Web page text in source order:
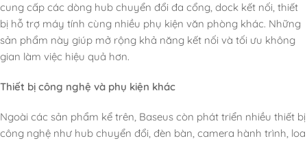
cung cấp các dòng hub chuyển đổi đa cổng, dock kết nối, thiết
bị hỗ trợ máy tính cùng nhiều phụ kiện văn phòng khác. Những
sản phẩm này giúp mở rộng khả năng kết nối và tối ưu không
gian làm việc hiệu quả hơn.
Thiết bị công nghệ và phụ kiện khác
Ngoài các sản phẩm kể trên, Baseus còn phát triển nhiều thiết bị
công nghệ như hub chuyển đổi, đèn bàn, camera hành trình, loa